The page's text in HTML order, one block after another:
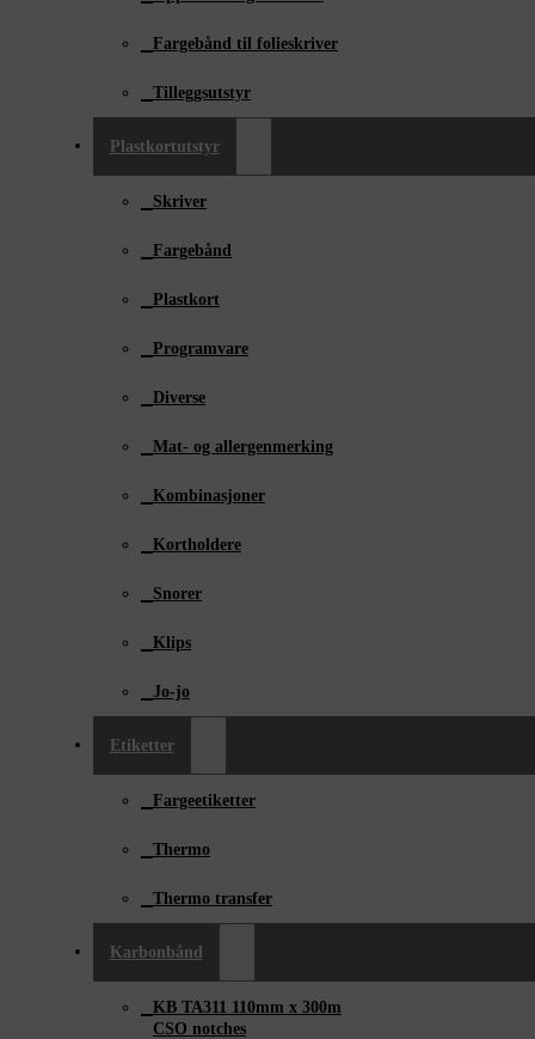
Fargebånd til folieskriver
Tilleggsutstyr
Plastkortutstyr
Skriver
Fargebånd
Plastkort
Programvare
Diverse
Mat- og allergenmerking
Kombinasjoner
Kortholdere
Snorer
Klips
Jo-jo
Etiketter
Fargeetiketter
Thermo
Thermo transfer
Karbonbånd
KB TA311 110mm x ­300m
CSO notches